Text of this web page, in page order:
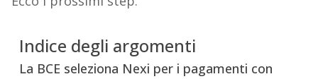
Indice degli argomenti
La BCE seleziona Nexi per i pagamenti con